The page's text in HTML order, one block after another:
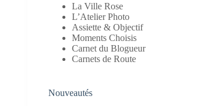
La Ville Rose
L’Atelier Photo
Assiette & Objectif
Moments Choisis
Carnet du Blogueur
Carnets de Route
Nouveautés